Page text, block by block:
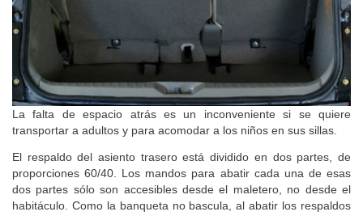
La falta de espacio atrás es un inconveniente si se quiere
transportar a adultos y para acomodar a los niños en sus sillas.
El respaldo del asiento trasero está dividido en dos partes, de
proporciones 60/40. Los mandos para abatir cada una de esas
dos partes sólo son accesibles desde el maletero, no desde el
habitáculo. Como la banqueta no bascula, al abatir los respaldos